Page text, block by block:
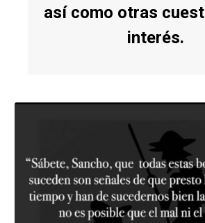
así como otras
interés.